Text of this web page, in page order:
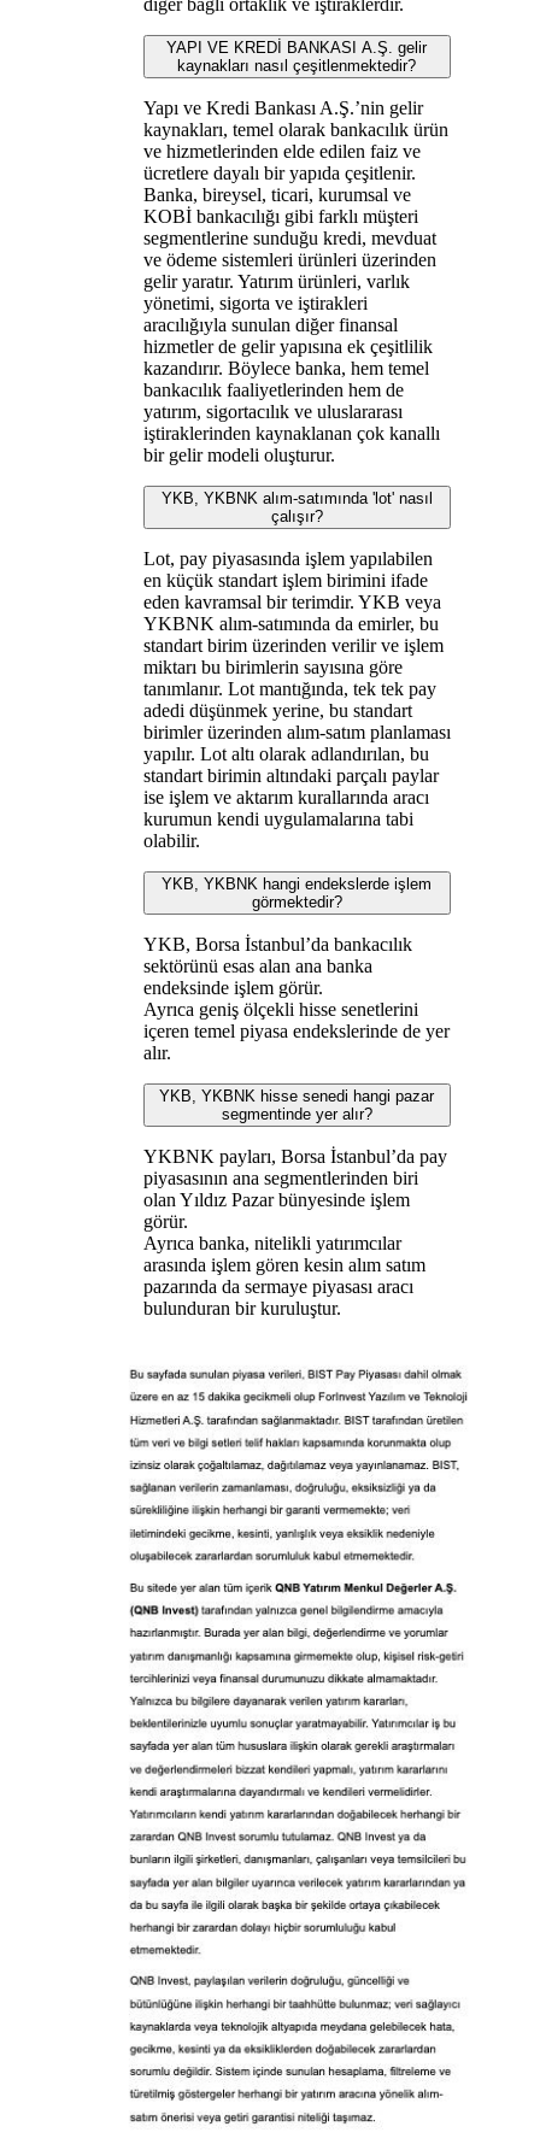
diğer bağlı ortaklık ve iştiraklerdir.
YAPI VE KREDİ BANKASI A.Ş. gelir
kaynakları nasıl çeşitlenmektedir?
Yapı ve Kredi Bankası A.Ş.’nin gelir
kaynakları, temel olarak bankacılık ürün
ve hizmetlerinden elde edilen faiz ve
ücretlere dayalı bir yapıda çeşitlenir.
Banka, bireysel, ticari, kurumsal ve
KOBİ bankacılığı gibi farklı müşteri
segmentlerine sunduğu kredi, mevduat
ve ödeme sistemleri ürünleri üzerinden
gelir yaratır. Yatırım ürünleri, varlık
yönetimi, sigorta ve iştirakleri
aracılığıyla sunulan diğer finansal
hizmetler de gelir yapısına ek çeşitlilik
kazandırır. Böylece banka, hem temel
bankacılık faaliyetlerinden hem de
yatırım, sigortacılık ve uluslararası
iştiraklerinden kaynaklanan çok kanallı
bir gelir modeli oluşturur.
YKB, YKBNK alım-satımında 'lot' nasıl
çalışır?
Lot, pay piyasasında işlem yapılabilen
en küçük standart işlem birimini ifade
eden kavramsal bir terimdir. YKB veya
YKBNK alım-satımında da emirler, bu
standart birim üzerinden verilir ve işlem
miktarı bu birimlerin sayısına göre
tanımlanır. Lot mantığında, tek tek pay
adedi düşünmek yerine, bu standart
birimler üzerinden alım-satım planlaması
yapılır. Lot altı olarak adlandırılan, bu
standart birimin altındaki parçalı paylar
ise işlem ve aktarım kurallarında aracı
kurumun kendi uygulamalarına tabi
olabilir.
YKB, YKBNK hangi endekslerde işlem
görmektedir?
YKB, Borsa İstanbul’da bankacılık
sektörünü esas alan ana banka
endeksinde işlem görür.
Ayrıca geniş ölçekli hisse senetlerini
içeren temel piyasa endekslerinde de yer
alır.
YKB, YKBNK hisse senedi hangi pazar
segmentinde yer alır?
YKBNK payları, Borsa İstanbul’da pay
piyasasının ana segmentlerinden biri
olan Yıldız Pazar bünyesinde işlem
görür.
Ayrıca banka, nitelikli yatırımcılar
arasında işlem gören kesin alım satım
pazarında da sermaye piyasası aracı
bulunduran bir kuruluştur.